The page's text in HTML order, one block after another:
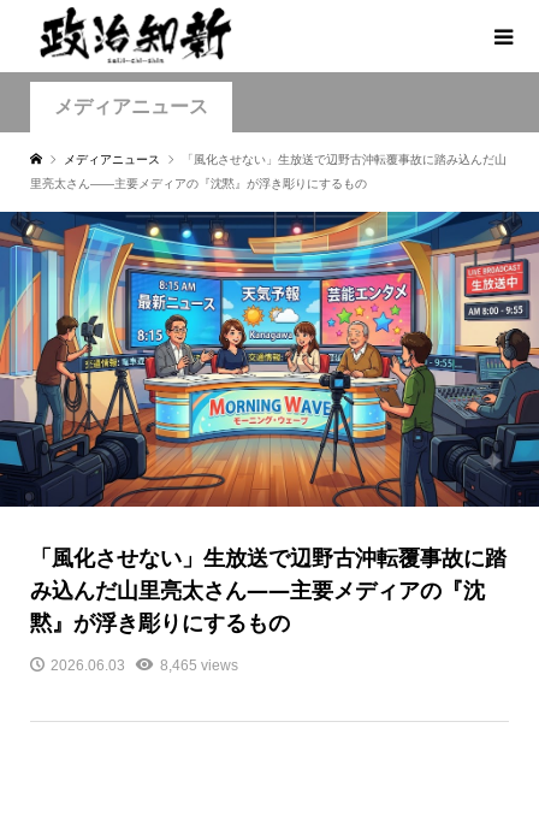
メディアニュース
メディアニュース
「風化させない」生放送で辺野古沖転覆事故に踏み込んだ山
里亮太さん――主要メディアの『沈黙』が浮き彫りにするもの
「風化させない」生放送で辺野古沖転覆事故に踏
み込んだ山里亮太さん――主要メディアの『沈
黙』が浮き彫りにするもの
2026.06.03 8,465 views